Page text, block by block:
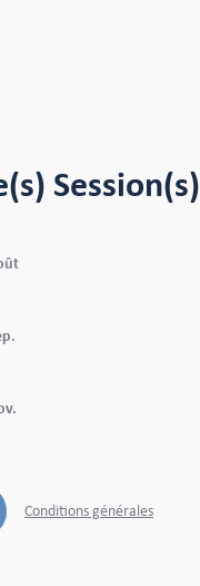
Session(s)
Conditions générales